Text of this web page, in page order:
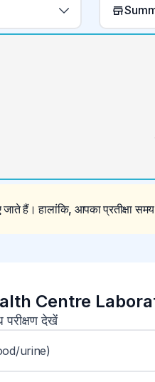
जाते हैं। हालांकि, आपका प्रतीक्षा
Centre
देखें
urine)